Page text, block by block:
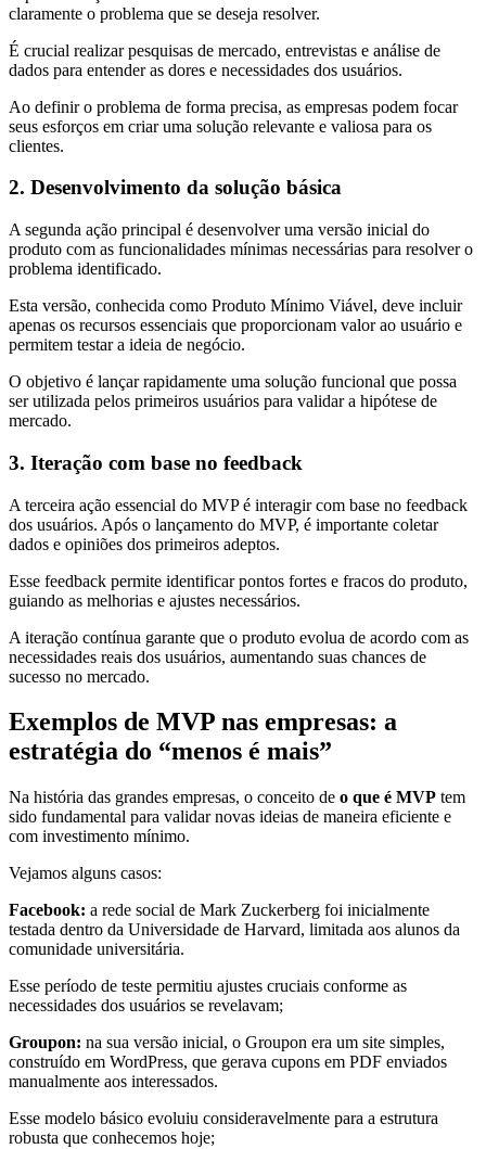
claramente o problema que se deseja resolver.
É crucial realizar pesquisas de mercado, entrevistas e análise de
dados para entender as dores e necessidades dos usuários.
Ao definir o problema de forma precisa, as empresas podem focar
seus esforços em criar uma solução relevante e valiosa para os
clientes.
2. Desenvolvimento da solução básica
A segunda ação principal é desenvolver uma versão inicial do
produto com as funcionalidades mínimas necessárias para resolver o
problema identificado.
Esta versão, conhecida como Produto Mínimo Viável, deve incluir
apenas os recursos essenciais que proporcionam valor ao usuário e
permitem testar a ideia de negócio.
O objetivo é lançar rapidamente uma solução funcional que possa
ser utilizada pelos primeiros usuários para validar a hipótese de
mercado.
3. Iteração com base no feedback
A terceira ação essencial do MVP é interagir com base no feedback
dos usuários. Após o lançamento do MVP, é importante coletar
dados e opiniões dos primeiros adeptos.
Esse feedback permite identificar pontos fortes e fracos do produto,
guiando as melhorias e ajustes necessários.
A iteração contínua garante que o produto evolua de acordo com as
necessidades reais dos usuários, aumentando suas chances de
sucesso no mercado.
Exemplos de MVP nas empresas: a
estratégia do “menos é mais”
Na história das grandes empresas, o conceito de o que é MVP tem
sido fundamental para validar novas ideias de maneira eficiente e
com investimento mínimo.
Vejamos alguns casos:
Facebook: a rede social de Mark Zuckerberg foi inicialmente
testada dentro da Universidade de Harvard, limitada aos alunos da
comunidade universitária.
Esse período de teste permitiu ajustes cruciais conforme as
necessidades dos usuários se revelavam;
Groupon: na sua versão inicial, o Groupon era um site simples,
construído em WordPress, que gerava cupons em PDF enviados
manualmente aos interessados.
Esse modelo básico evoluiu consideravelmente para a estrutura
robusta que conhecemos hoje;